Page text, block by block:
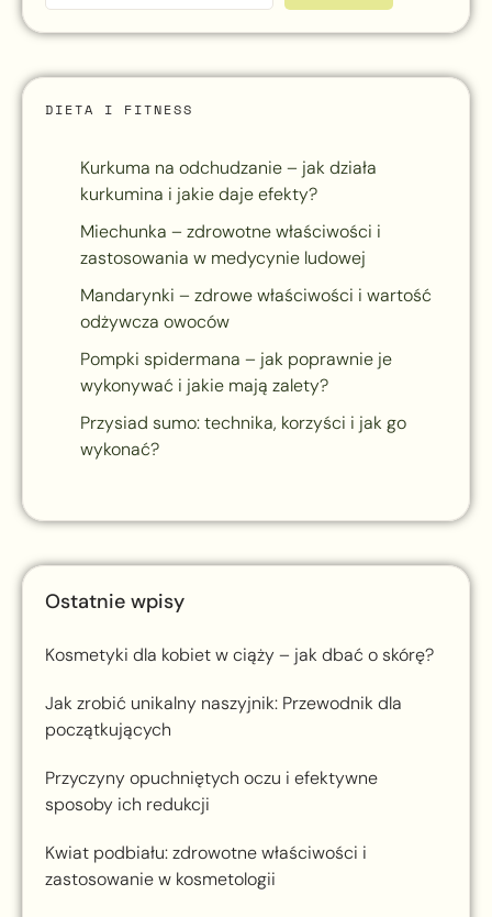
DIETA I FITNESS
Kurkuma na odchudzanie – jak działa
kurkumina i jakie daje efekty?
Miechunka – zdrowotne właściwości i
zastosowania w medycynie ludowej
Mandarynki – zdrowe właściwości i wartość
odżywcza owoców
Pompki spidermana – jak poprawnie je
wykonywać i jakie mają zalety?
Przysiad sumo: technika, korzyści i jak go
wykonać?
Ostatnie wpisy
Kosmetyki dla kobiet w ciąży – jak dbać o skórę?
Jak zrobić unikalny naszyjnik: Przewodnik dla
początkujących
Przyczyny opuchniętych oczu i efektywne
sposoby ich redukcji
Kwiat podbiału: zdrowotne właściwości i
zastosowanie w kosmetologii